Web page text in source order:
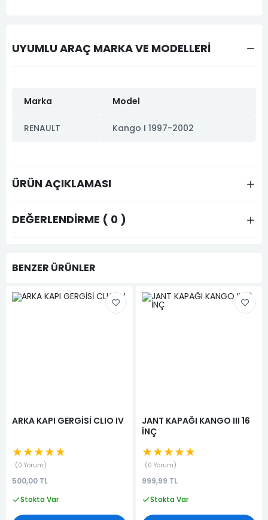
UYUMLU ARAÇ MARKA VE MODELLERİ
Marka Model
RENAULT Kango I 1997-2002
ÜRÜN AÇIKLAMASI
DEĞERLENDIRME ( 0 )
BENZER ÜRÜNLER
ARKA KAPI GERGİSİ CLIO IV
★★★★★
0 Yorum
500,00 TL
Stokta Var
JANT KAPAĞI KANGO III 16
İNÇ
★★★★★
0 Yorum
999,99 TL
Stokta Var